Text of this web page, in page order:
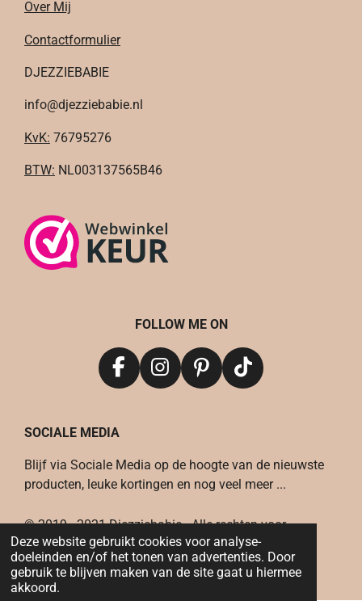
Deze website gebruikt cookies voor analyse-
doeleinden en/of het tonen van advertenties. Door
gebruik te blijven maken van de site gaat u hiermee
akkoord.
Over Mij
Contactformulier
DJEZZIEBABIE
info@djezziebabie.nl
KvK: 76795276
BTW: NL003137565B46
FOLLOW ME ON
F
e
o
o
I
g
r
m
P
r
e
T
k
SOCIALE MEDIA
Blijf via Sociale Media op de hoogte van de nieuwste
producten, leuke kortingen en nog veel meer ...
© 2019 - 2021 Djezziebabie - Alle rechten voor
behouden
Powered byJouwWeb